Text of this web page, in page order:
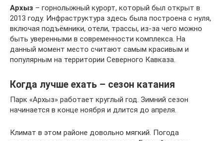
Архыз – горнолыжный курорт, который был открыт в
2013 году. Инфраструктура здесь была построена с нуля,
включая подъёмники, отели, трассы, из-за чего можно
быть уверенными в современности комплекса. На
данный момент место считают самым красивым и
популярным на территории Северного Кавказа.
Когда лучше ехать – сезон катания
Парк «Архыз» работает круглый год. Зимний сезон
начинается в конце ноября и длится до апреля.
Климат в этом районе довольно мягкий. Погода